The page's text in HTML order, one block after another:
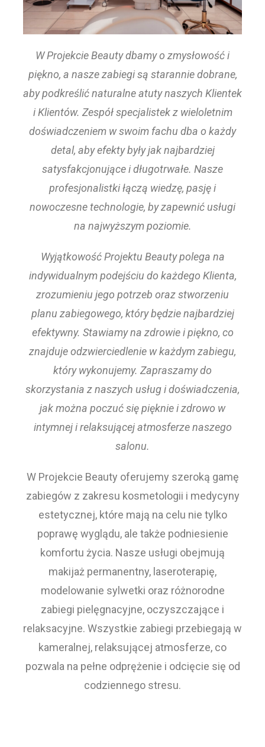
W Projekcie Beauty dbamy o zmysłowość i
piękno, a nasze zabiegi są starannie dobrane,
aby podkreślić naturalne atuty naszych Klientek
i Klientów. Zespół specjalistek z wieloletnim
doświadczeniem w swoim fachu dba o każdy
detal, aby efekty były jak najbardziej
satysfakcjonujące i długotrwałe. Nasze
profesjonalistki łączą wiedzę, pasję i
nowoczesne technologie, by zapewnić usługi
na najwyższym poziomie.
Wyjątkowość Projektu Beauty polega na
indywidualnym podejściu do każdego Klienta,
zrozumieniu jego potrzeb oraz stworzeniu
planu zabiegowego, który będzie najbardziej
efektywny. Stawiamy na zdrowie i piękno, co
znajduje odzwierciedlenie w każdym zabiegu,
który wykonujemy. Zapraszamy do
skorzystania z naszych usług i doświadczenia,
jak można poczuć się pięknie i zdrowo w
intymnej i relaksującej atmosferze naszego
salonu.
W Projekcie Beauty oferujemy szeroką gamę
zabiegów z zakresu kosmetologii i medycyny
estetycznej, które mają na celu nie tylko
poprawę wyglądu, ale także podniesienie
komfortu życia. Nasze usługi obejmują
makijaż permanentny, laseroterapię,
modelowanie sylwetki oraz różnorodne
zabiegi pielęgnacyjne, oczyszczające i
relaksacyjne. Wszystkie zabiegi przebiegają w
kameralnej, relaksującej atmosferze, co
pozwala na pełne odprężenie i odcięcie się od
codziennego stresu.